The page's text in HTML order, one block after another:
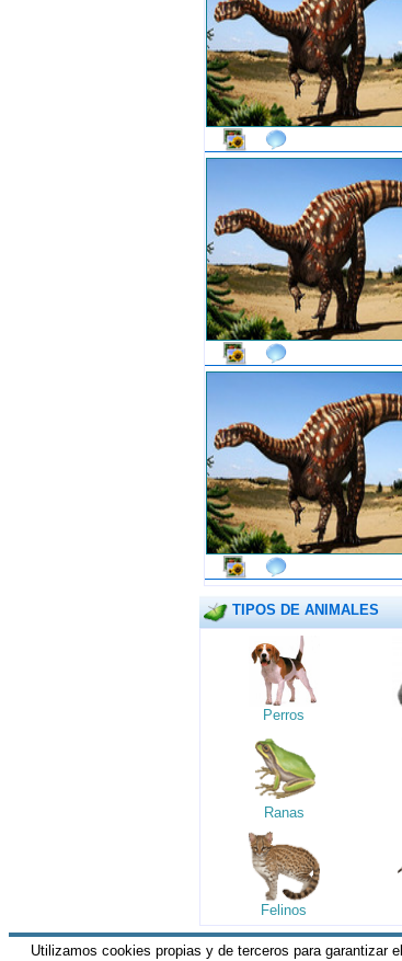
Utilizamos cookies propias y de terceros para garantizar
TIPOS DE ANIMALES
Perros
Ranas
Felinos
HGM Network.com|| Todos